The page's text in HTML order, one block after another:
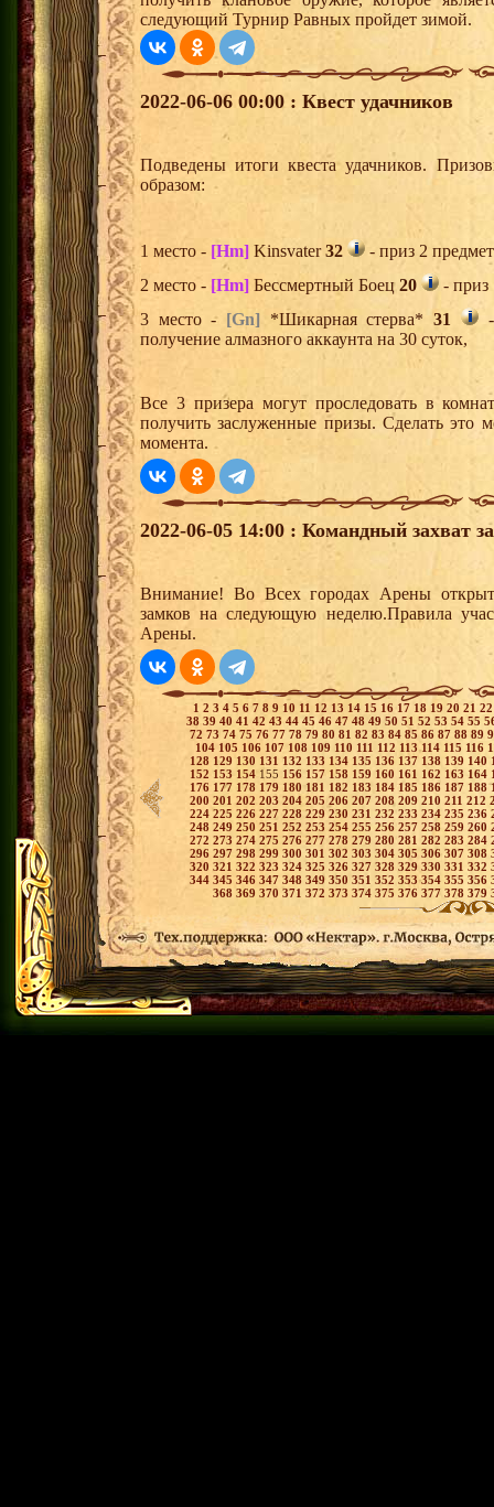
следующий Турнир Равных пройдет зимой.
2022-06-06 00:00 : Квест удачников
Подведены итоги квеста удачников.
образом:
1 место - [Hm] Kinsvater32
- приз 2
2 место - [Hm] Бессмертный Боец 20
- приз
3 место - [Gn] *Шикарная стерва*31
-
получение алмазного аккаунта на 30 суток,
Все 3 призера могут проследовать в
получить заслуженные призы. Сделать это
момента.
2022-06-05 14:00 : Командный захват
Внимание! Во Всех городах Арены
замков на следующую неделю.Правила
Арены.
1 2 3 4 5 6 7 8 9 10 11 12 13 14 15 16 17 18 19 20 21
38 39 40 41 42 43 44 45 46 47 48 49 50 51 52 53 54 55
72 73 74 75 76 77 78 79 80 81 82 83 84 85 86 87 88 89
104 105 106 107 108 109 110 111 112 113114 115 116
128 129 130 131 132 133 134 135 136 137 138 139 140
152 153 154 155 156 157 158 159 160 161 162 163 164
176 177 178 179 180 181 182 183 184 185 186 187 188
200 201 202 203 204 205 206 207 208 209 210 211 212
224 225 226 227 228 229 230 231 232 233 234 235 236
248 249 250 251 252 253 254 255 256 257 258 259 260
272 273 274 275 276 277 278 279 280 281 282 283 284
296 297 298 299 300 301 302 303 304 305 306 307 308
320 321 322 323 324 325 326 327 328 329 330 331 332
344 345 346 347 348 349 350 351 352 353354 355 356
368 369 370 371 372 373 374 375 376 377 378 379